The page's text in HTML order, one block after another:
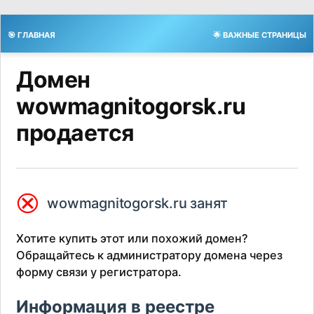
🎯 ГЛАВНАЯ 🌟 ВАЖНЫЕ СТРАНИЦЫ
Домен
wowmagnitogorsk.ru
продается
⮿ wowmagnitogorsk.ru занят
Хотите купить этот или похожий домен?
Обращайтесь к администратору домена через
форму связи у регистратора.
Информация в реестре